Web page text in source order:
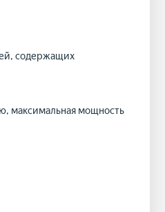
содержащих
максимальная мощность